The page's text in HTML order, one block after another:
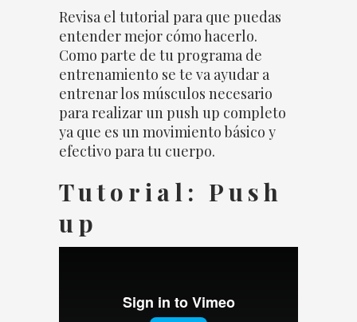
Revisa el tutorial para que puedas
entender mejor cómo hacerlo.
Como parte de tu programa de
entrenamiento se te va ayudar a
entrenar los músculos necesario
para realizar un push up completo
ya que es un movimiento básico y
efectivo para tu cuerpo.
Tutorial: Push
up